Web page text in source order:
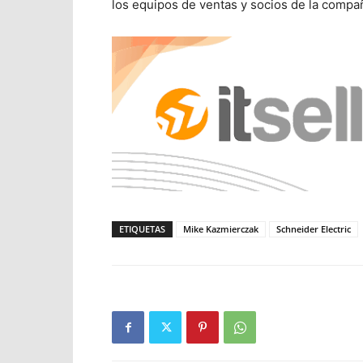
los equipos de ventas y socios de la
ETIQUETAS Mike Kazmierczak Schneider Electric